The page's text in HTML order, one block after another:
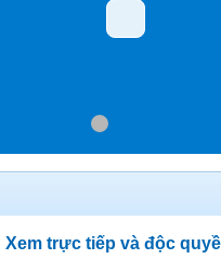
trực tiếp và độc